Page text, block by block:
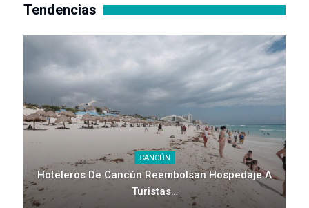
Tendencias
CANCÚN
Hoteleros De Cancún Reembolsan Hospedaje A
Turistas…